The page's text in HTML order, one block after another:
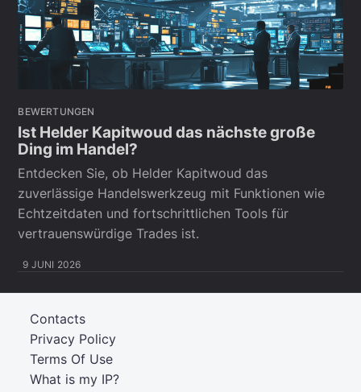
BEWERTUNGEN
Ist Helder Kapitwoud das nächste große
Ding im Handel?
Entdecken Sie, ob Helder Kapitwoud das
zuverlässige Handelswerkzeug mit Funktionen wie
Echtzeitdaten und fortschrittlichen Tools für
vertrauenswürdige Trades ist.
9 JUNI 2026
What is my IP?
Terms Of Use
Privacy Policy
Contacts